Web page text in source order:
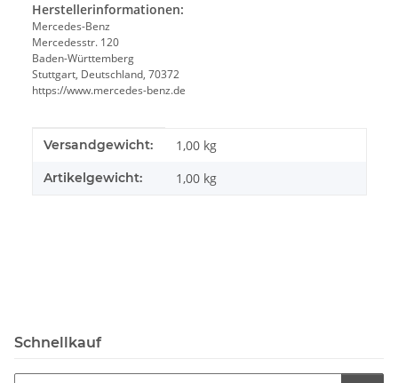
Herstellerinformationen:
Mercedes-Benz
Mercedesstr. 120
Baden-Württemberg
Stuttgart, Deutschland, 70372
https://www.mercedes-benz.de
Produkteigenschaft
Wert
Versandgewicht: 1,00 kg
Artikelgewicht: 1,00 kg
Schnellkauf